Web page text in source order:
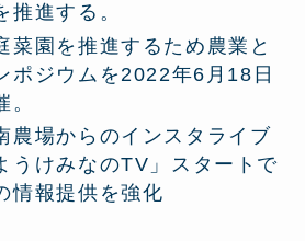
推進する。
菜園を推進するため農業と
ポジウムを2022年6月18日
。
農場からのインスタライブ
うけみなのTV」スタートで
情報提供を強化